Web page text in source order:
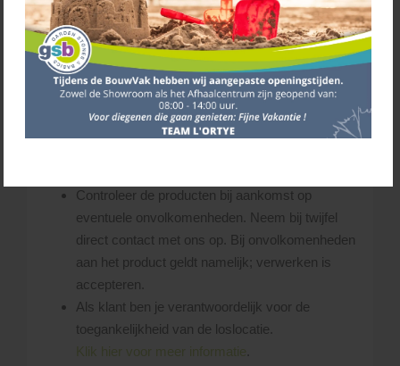
hierbij is, dat de chauffeur steeds schade aan
(eigendom van) derden probeert te voorkomen.
De chauffeur bepaalt ter plekke of de gevraagde
losplaats bereikbaar is.
Zorg dat er voldoende ruimte is op de leverplaats
voor zowel de vrachtwagen als de producten.
Controleer de producten bij aankomst op
eventuele onvolkomenheden. Neem bij twijfel
direct contact met ons op. Bij onvolkomenheden
aan het product geldt namelijk; verwerken is
accepteren.
Als klant ben je verantwoordelijk voor de
toegankelijkheid van de loslocatie.
Klik hier voor meer informatie